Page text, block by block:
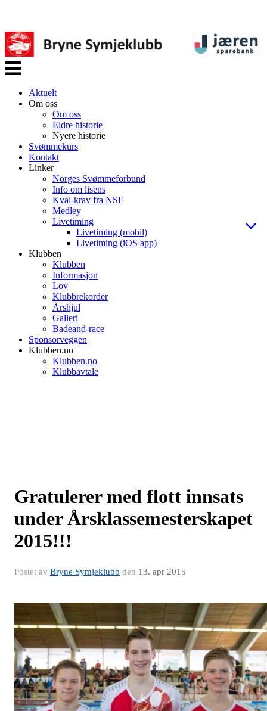
Veksle
navigasjon
Aktuelt
Om oss
Om oss
Eldre historie
Nyere historie
Svømmekurs
Kontakt
Linker
Norges Svømmeforbund
Info om lisens
Kval-krav fra NSF
Medley
Livetiming
Livetiming (mobil)
Livetiming (iOS app)
Klubben
Klubben
Informasjon
Lov
Klubbrekorder
Årshjul
Galleri
Badeand-race
Sponsorveggen
Klubben.no
Klubben.no
Klubbavtale
Gratulerer med flott innsats
under Årsklassemesterskapet
2015!!!
Postet av Bryne Symjeklubb den 13. apr 2015